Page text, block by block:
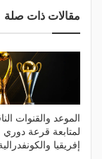
مقالات ذات صلة
الموعد والقنوات
لمتابعة قرعة دوري
إفريقيا